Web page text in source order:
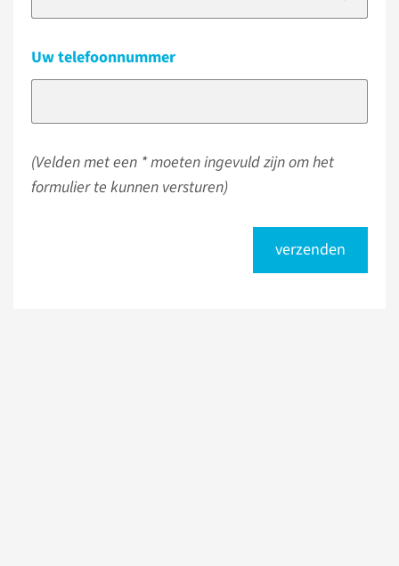
Uw telefoonnummer
(Velden met een * moeten ingevuld zijn om het
formulier te kunnen versturen)
verzenden